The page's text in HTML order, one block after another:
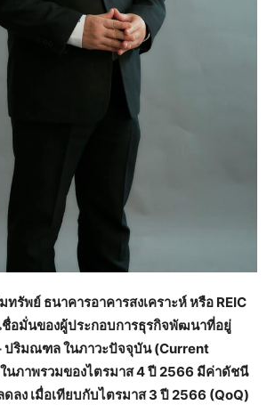
รัพย์ ธนาคารอาคารสงเคราะห์ หรือ REIC
ชื่อมั่นของผู้ประกอบการธุรกิจพัฒนาที่อยู่
ปริมณฑล ในภาวะปัจจุบัน (Current
นภาพรวมของไตรมาส 4 ปี 2566 มีค่าดัชนี
ดลง เมื่อเทียบกับไตรมาส 3 ปี 2566 (QoQ)